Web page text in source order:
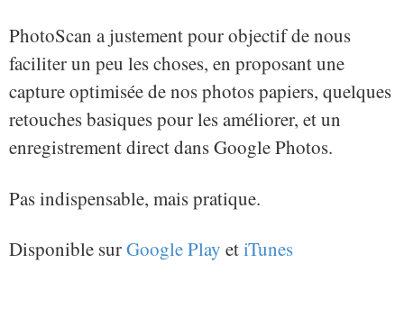
PhotoScan a justement pour objectif de nous
faciliter un peu les choses, en proposant une
capture optimisée de nos photos papiers, quelques
retouches basiques pour les améliorer, et un
enregistrement direct dans Google Photos.
Pas indispensable, mais pratique.
Disponible surGoogle Play etiTunes